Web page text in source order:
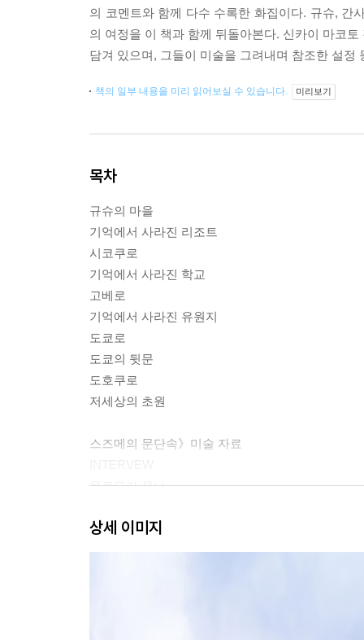
의 코멘트와 함께 다수 수록한 화집이다. 규슈, 간
의 여정을 이 책과 함께 뒤돌아본다. 신카이 마코
담겨 있으며, 그들이 미술을 그려내며 참조한 설
책의 일부 내용을 미리 읽어보실 수 있습니다. 미리보기
목차
규슈의 마을
기억에서 사라진 리조트
시코쿠로
기억에서 사라진 학교
고베로
기억에서 사라진 유원지
도쿄로
도쿄의 뒷문
도호쿠로
저세상의 초원
스즈메의 문단속》미술 자료
무로오카 유나
와타나베 타스쿠
토모자와 유호
상세 이미지